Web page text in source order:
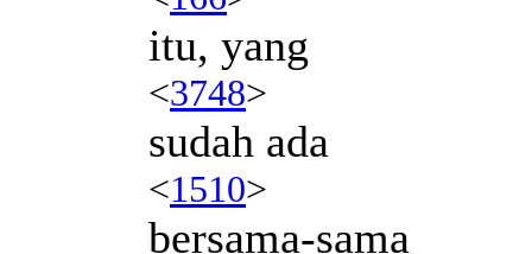
itu, yang
<3748>
sudah ada
<1510>
bersama-sama